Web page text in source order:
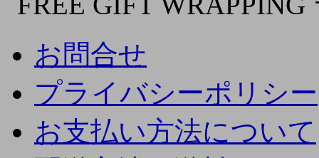
お問合せ
プライバシーポリシー
お支払い方法について